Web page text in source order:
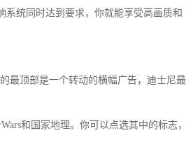
系统同时达到要求，你就能享受高画质和
最顶部是一个转动的横幅广告，迪士尼最
和国家地理。你可以点选其中的标志，